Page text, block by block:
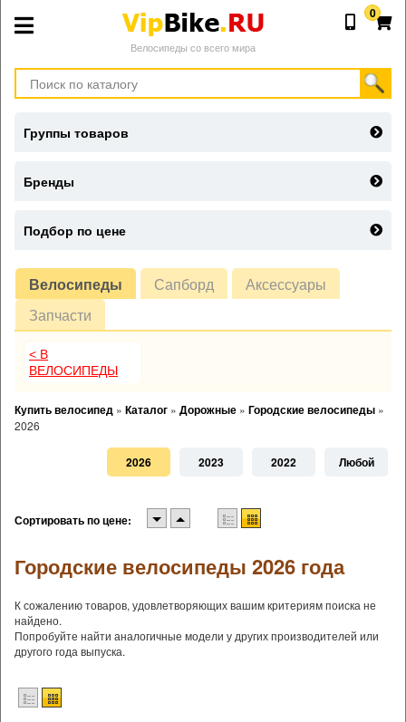
Велосипеды со всего мира
0
Велосипеды Сапборд
Аксессуары
Запчасти
< В
ВЕЛОСИПЕДЫ
Купить велосипед » Каталог » Дорожные » Городские велосипеды »
2026
2026 2023 2022 Любой
Сортировать по цене:
Городские велосипеды 2026 года
К сожалению товаров, удовлетворяющих вашим критериям поиска не
найдено.
Попробуйте найти аналогичные модели у других производителей или
другого года выпуска.
Группы товаров
Бренды
Подбор по цене